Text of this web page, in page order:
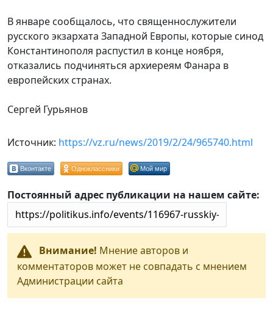
В январе сообщалось, что священнослужители
русского экзархата Западной Европы, которые синод
Константинополя распустил в конце ноября,
отказались подчиняться архиереям Фанара в
европейских странах.
Сергей Гурьянов
Источник: https://vz.ru/news/2019/2/24/965740.html
Вконтакте Одноклассники Мой мир
Постоянный адрес публикации на нашем сайте:
Внимание! Мнение авторов и
комментаторов может не совпадать с мнением
Администрации сайта